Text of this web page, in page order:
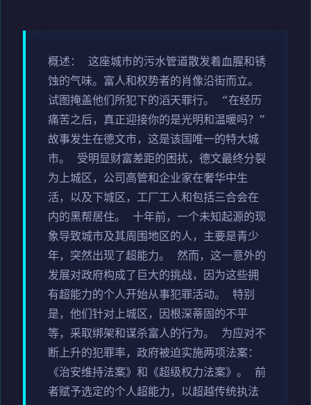
概述： 这座城市的污水管道散发着血腥和锈
蚀的气味。富人和权势者的肖像沿街而立。
试图掩盖他们所犯下的滔天罪行。 “在经历
痛苦之后，真正迎接你的是光明和温暖吗？”
故事发生在德文市，这是该国唯一的特大城
市。 受明显财富差距的困扰，德文最终分裂
为上城区，公司高管和企业家在奢华中生
活，以及下城区，工厂工人和包括三合会在
内的黑帮居住。 十年前，一个未知起源的现
象导致城市及其周围地区的人，主要是青少
年，突然出现了超能力。 然而，这一意外的
发展对政府构成了巨大的挑战，因为这些拥
有超能力的个人开始从事犯罪活动。 特别
是，他们针对上城区，因根深蒂固的不平
等，采取绑架和谋杀富人的行为。 为应对不
断上升的犯罪率，政府被迫实施两项法案：
《治安维持法案》和《超级权力法案》。 前
者赋予选定的个人超能力，以超越传统执法